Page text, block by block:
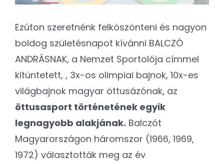
Ezúton szeretnénk felköszönteni és nagyon
boldog születésnapot kívánni BALCZÓ
ANDRÁSNAK, a Nemzet Sportolója címmel
kitüntetett, , 3x-os olimpiai bajnok, 10x-es
világbajnok magyar öttusázónak, az
öttusasport történetének egyik
legnagyobb alakjának. Balczót
Magyarországon háromszor (1966, 1969,
1972) választották meg az év